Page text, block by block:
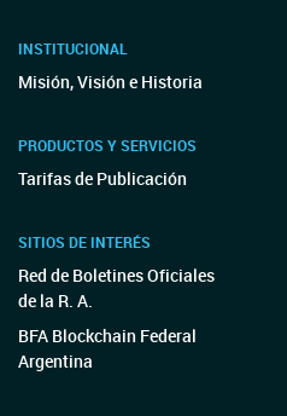
INSTITUCIONAL
Misión, Visión e Historia
PRODUCTOS Y SERVICIOS
Tarifas de Publicación
SITIOS DE INTERÉS
Red de Boletines Oficiales
de la R. A.
BFA Blockchain Federal
Argentina